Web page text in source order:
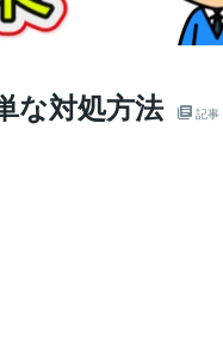
な対処方法 記事